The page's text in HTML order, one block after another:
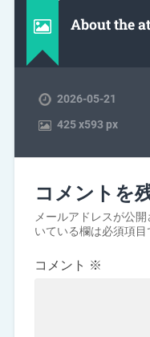
About the
2026-05-21
425x593 px
コメントを
メールアドレスが公開
いている欄は必須項目
コメント ※